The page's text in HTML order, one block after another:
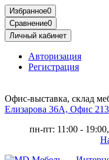
Избранное0
Сравнение0
Личный кабинет
Авторизация
Регистрация
Офис-выставка, склад
Елизарова 36А, Офис 213
пн-пт: 11:00 -